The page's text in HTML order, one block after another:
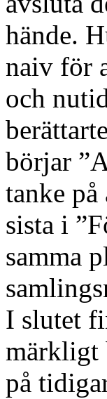
hände.
naiv för
och
börjar
tanke
sista i
samma
I slutet
märkligt
på